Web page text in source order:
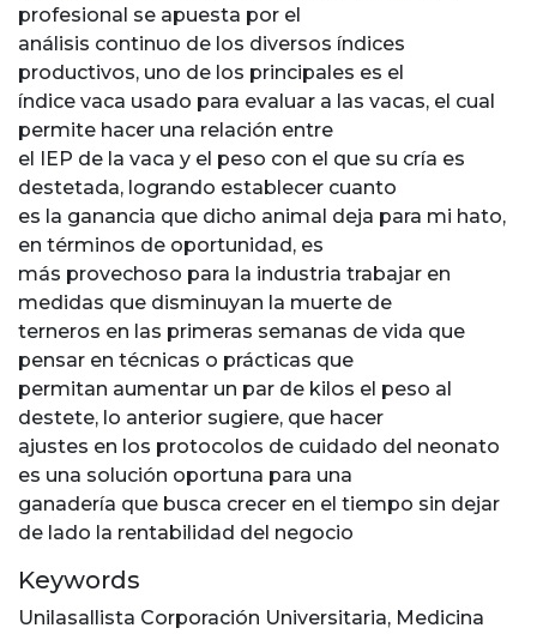
profesional se apuesta por el
análisis continuo de los diversos índices
productivos, uno de los principales es el
índice vaca usado para evaluar a las vacas, el cual
permite hacer una relación entre
el IEP de la vaca y el peso con el que su cría es
destetada, logrando establecer cuanto
es la ganancia que dicho animal deja para mi hato,
en términos de oportunidad, es
más provechoso para la industria trabajar en
medidas que disminuyan la muerte de
terneros en las primeras semanas de vida que
pensar en técnicas o prácticas que
permitan aumentar un par de kilos el peso al
destete, lo anterior sugiere, que hacer
ajustes en los protocolos de cuidado del neonato
es una solución oportuna para una
ganadería que busca crecer en el tiempo sin dejar
de lado la rentabilidad del negocio
Keywords
Unilasallista Corporación Universitaria, Medicina